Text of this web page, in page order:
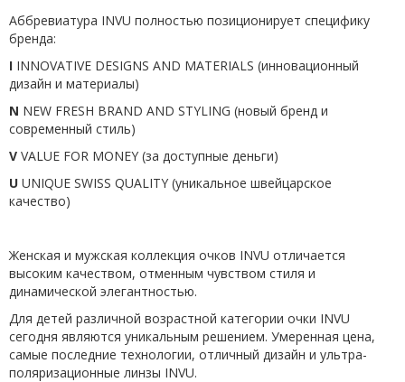
Аббревиатура INVU полностью позиционирует специфику
бренда:
I INNOVATIVE DESIGNS AND MATERIALS (инновационный
дизайн и материалы)
N NEW FRESH BRAND AND STYLING (новый бренд и
современный стиль)
V VALUE FOR MONEY (за доступные деньги)
U UNIQUE SWISS QUALITY (уникальное швейцарское
качество)
Женская и мужская коллекция очков INVU отличается
высоким качеством, отменным чувством стиля и
динамической элегантностью.
Для детей различной возрастной категории очки INVU
сегодня являются уникальным решением. Умеренная цена,
самые последние технологии, отличный дизайн и ультра-
поляризационные линзы INVU.